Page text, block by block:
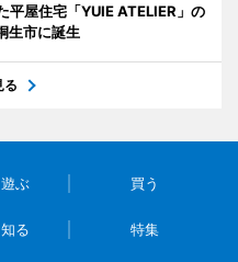
平屋住宅「YUIE ATELIER」の
生市に誕生
る
ぶ 買う
る 特集